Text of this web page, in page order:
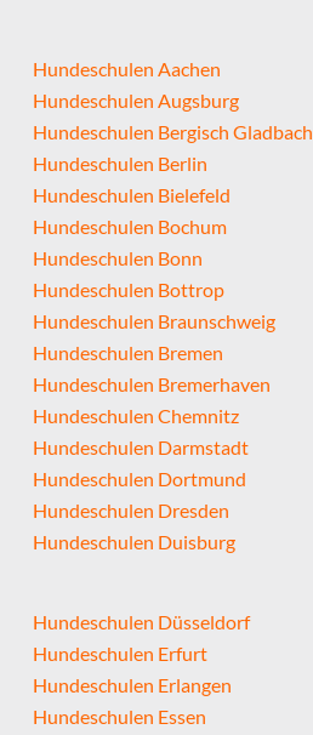
Hundeschulen Aachen
Hundeschulen Augsburg
Hundeschulen Bergisch Gladbach
Hundeschulen Berlin
Hundeschulen Bielefeld
Hundeschulen Bochum
Hundeschulen Bonn
Hundeschulen Bottrop
Hundeschulen Braunschweig
Hundeschulen Bremen
Hundeschulen Bremerhaven
Hundeschulen Chemnitz
Hundeschulen Darmstadt
Hundeschulen Dortmund
Hundeschulen Dresden
Hundeschulen Duisburg
Hundeschulen Düsseldorf
Hundeschulen Erfurt
Hundeschulen Erlangen
Hundeschulen Essen